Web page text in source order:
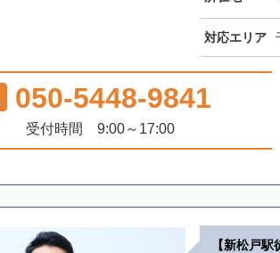
対応エリア
050-5448-9841
受付時間 9:00～17:00
【新松戸